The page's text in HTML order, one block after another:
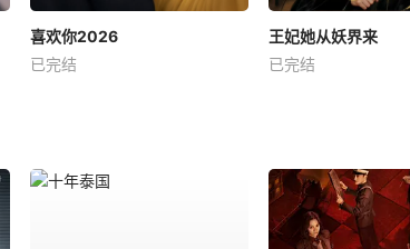
喜欢你2026
已完结
王妃她从妖界来
已完结